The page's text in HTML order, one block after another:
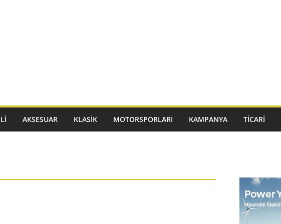
AKSESUAR KLASIK MOTORSPORLARI KAMPANYA TICARI